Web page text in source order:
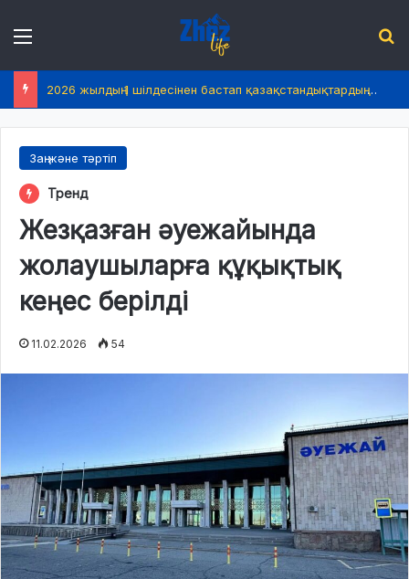
2026 жылдың 1 шілдесінен бастап қазақстандықтардың өмірінде не өзгереді?
Заң және тәртіп
Тренд
Жезқазған әуежайында
жолаушыларға құқықтық
кеңес берілді
11.02.2026 54